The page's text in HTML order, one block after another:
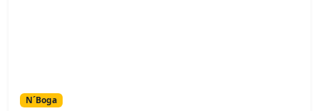
N´Boga